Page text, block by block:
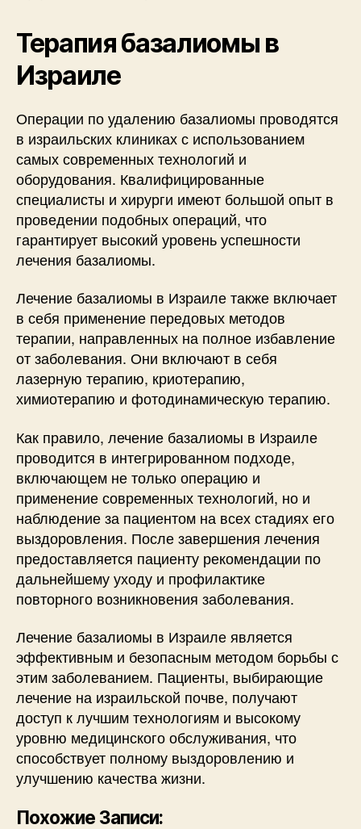
Терапия базалиомы в
Израиле
Операции по удалению базалиомы проводятся
в израильских клиниках с использованием
самых современных технологий и
оборудования. Квалифицированные
специалисты и хирурги имеют большой опыт в
проведении подобных операций, что
гарантирует высокий уровень успешности
лечения базалиомы.
Лечение базалиомы в Израиле также включает
в себя применение передовых методов
терапии, направленных на полное избавление
от заболевания. Они включают в себя
лазерную терапию, криотерапию,
химиотерапию и фотодинамическую терапию.
Как правило, лечение базалиомы в Израиле
проводится в интегрированном подходе,
включающем не только операцию и
применение современных технологий, но и
наблюдение за пациентом на всех стадиях его
выздоровления. После завершения лечения
предоставляется пациенту рекомендации по
дальнейшему уходу и профилактике
повторного возникновения заболевания.
Лечение базалиомы в Израиле является
эффективным и безопасным методом борьбы с
этим заболеванием. Пациенты, выбирающие
лечение на израильской почве, получают
доступ к лучшим технологиям и высокому
уровню медицинского обслуживания, что
способствует полному выздоровлению и
улучшению качества жизни.
Похожие Записи: